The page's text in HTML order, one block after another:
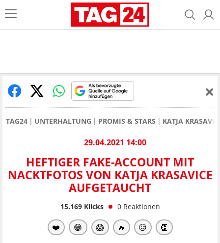
TAG24 UNTERHALTUNG PROMIS & STARS KATJA
29.04.2021 14:00
HEFTIGER FAKE-ACCOUNT MIT
NACKTFOTOS VON KATJA KRASAVICE
AUFGETAUCHT
15.169Klicks 0 Reaktionen
❤️ 😂 😱 🔥 😥 👏